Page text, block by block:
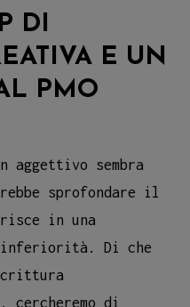
DI
E UN
PMO
aggettivo sembra
sprofondare il
in una
inferiorità. Di che
cercheremo di